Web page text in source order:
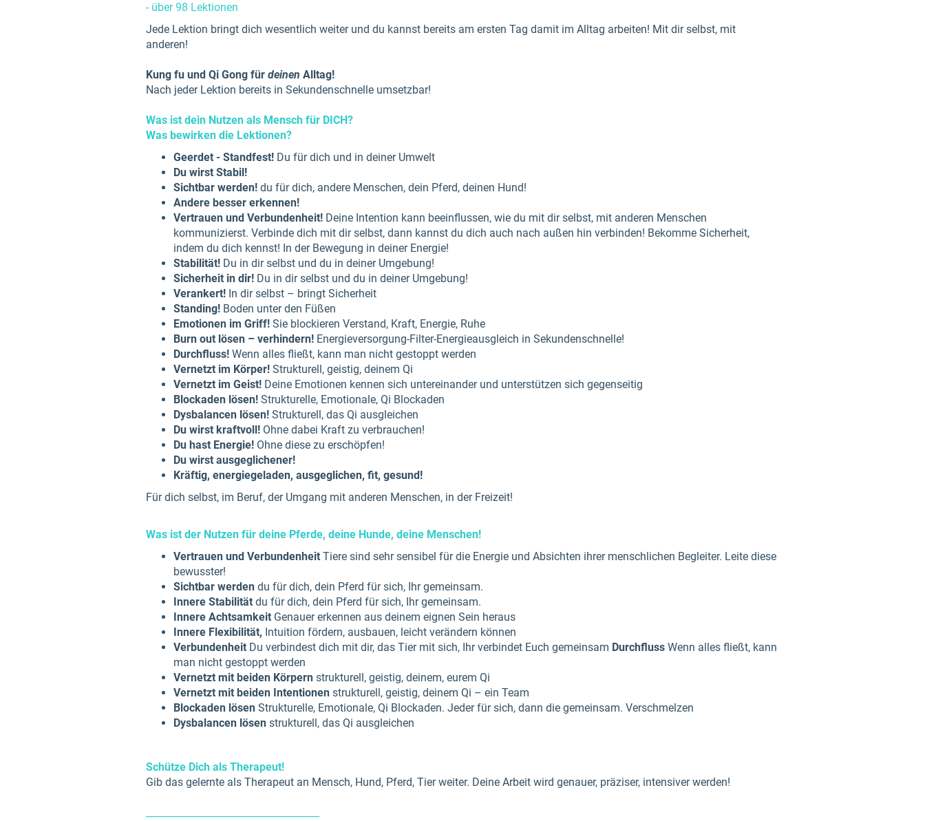
- über 98 Lektionen
Jede Lektion bringt dich wesentlich weiter und du kannst bereits am ersten Tag damit im Alltag arbeiten! Mit dir selbst, mit
anderen!
Kung fu und Qi Gong für deinen Alltag!
Nach jeder Lektion bereits in Sekundenschnelle umsetzbar!
Was ist dein Nutzen als Mensch für DICH?
Was bewirken die Lektionen?
Geerdet - Standfest! Du für dich und in deiner Umwelt
Du wirst Stabil!
Sichtbar werden! du für dich, andere Menschen, dein Pferd, deinen Hund!
Andere besser erkennen!
Vertrauen und Verbundenheit! Deine Intention kann beeinflussen, wie du mit dir selbst, mit anderen Menschen
kommunizierst. Verbinde dich mit dir selbst, dann kannst du dich auch nach außen hin verbinden! Bekomme Sicherheit,
indem du dich kennst! In der Bewegung in deiner Energie!
Stabilität! Du in dir selbst und du in deiner Umgebung!
Sicherheit in dir! Du in dir selbst und du in deiner Umgebung!
Verankert! In dir selbst – bringt Sicherheit
Standing! Boden unter den Füßen
Emotionen im Griff! Sie blockieren Verstand, Kraft, Energie, Ruhe
Burn out lösen – verhindern! Energieversorgung-Filter-Energieausgleich in Sekundenschnelle!
Durchfluss! Wenn alles fließt, kann man nicht gestoppt werden
Vernetzt im Körper! Strukturell, geistig, deinem Qi
Vernetzt im Geist! Deine Emotionen kennen sich untereinander und unterstützen sich gegenseitig
Blockaden lösen! Strukturelle, Emotionale, Qi Blockaden
Dysbalancen lösen! Strukturell, das Qi ausgleichen
Du wirst kraftvoll! Ohne dabei Kraft zu verbrauchen!
Du hast Energie! Ohne diese zu erschöpfen!
Du wirst ausgeglichener!
Kräftig, energiegeladen, ausgeglichen, fit, gesund!
Für dich selbst, im Beruf, der Umgang mit anderen Menschen, in der Freizeit!
Was ist der Nutzen für deine Pferde, deine Hunde, deine Menschen!
Vertrauen und Verbundenheit Tiere sind sehr sensibel für die Energie und Absichten ihrer menschlichen Begleiter. Leite diese
bewusster!
Sichtbar werden du für dich, dein Pferd für sich, Ihr gemeinsam.
Innere Stabilität du für dich, dein Pferd für sich, Ihr gemeinsam.
Innere Achtsamkeit Genauer erkennen aus deinem eignen Sein heraus
Innere Flexibilität, Intuition fördern, ausbauen, leicht verändern können
Verbundenheit Du verbindest dich mit dir, das Tier mit sich, Ihr verbindet Euch gemeinsam Durchfluss Wenn alles fließt, kann
man nicht gestoppt werden
Vernetzt mit beiden Körpern strukturell, geistig, deinem, eurem Qi
Vernetzt mit beiden Intentionen strukturell, geistig, deinem Qi – ein Team
Blockaden lösen Strukturelle, Emotionale, Qi Blockaden. Jeder für sich, dann die gemeinsam. Verschmelzen
Dysbalancen lösen strukturell, das Qi ausgleichen
Schütze Dich als Therapeut!
Gib das gelernte als Therapeut an Mensch, Hund, Pferd, Tier weiter. Deine Arbeit wird genauer, präziser, intensiver werden!